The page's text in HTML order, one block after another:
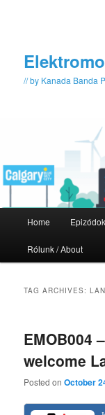
// by Kanada Banda
Home
Rólunk / About
TAG ARCHIVES:
EMOB004
welcome
Posted onOctober